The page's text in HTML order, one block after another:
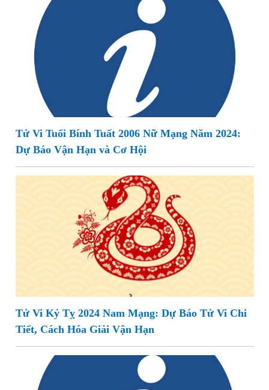
Tử Vi Tuổi Bính Tuất 2006 Nữ Mạng Năm 2024:
Dự Báo Vận Hạn và Cơ Hội
Tử Vi Kỷ Tỵ 2024 Nam Mạng: Dự Báo Tử Vi Chi
Tiết, Cách Hóa Giải Vận Hạn